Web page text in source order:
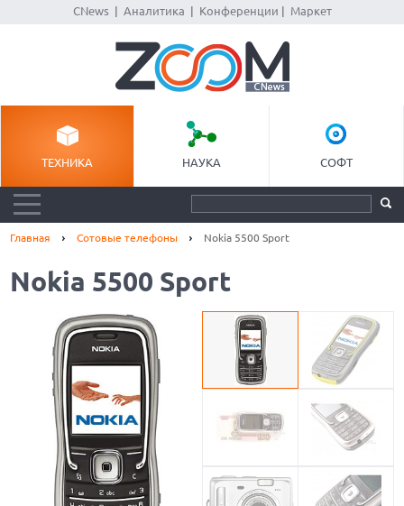
CNews| Аналитика Конференции Маркет
ТЕХНИКА НАУКА СОФТ
Главная Сотовые телефоны Nokia 5500 Sport
Nokia 5500 Sport